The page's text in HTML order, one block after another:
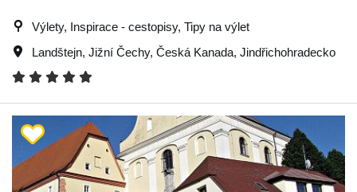
Výlety, Inspirace - cestopisy, Tipy na výlet
Landštejn, Jižní Čechy, Česká Kanada, Jindřichohradecko